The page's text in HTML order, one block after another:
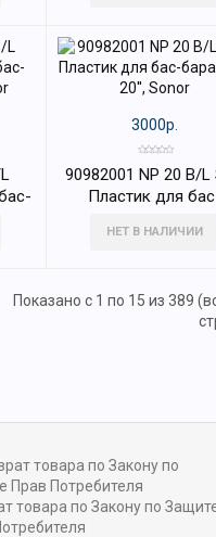
3000р.
90982001 NP 20 B/L
Пластик для
НЕТ В НАЛИЧИИ
Показано с 1 по 15 из 389
товара по Закону по